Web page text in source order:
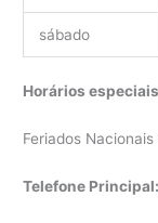
sábado
Horários especiais
Feriados
Telefone Principal: